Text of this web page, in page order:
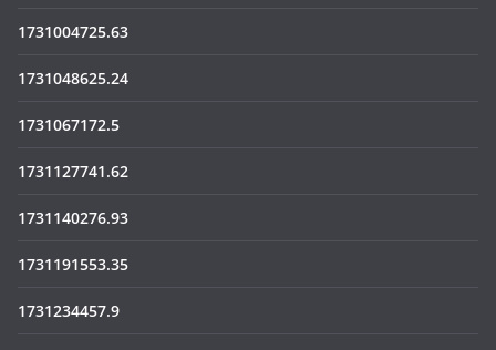
1731004725.63
1731048625.24
1731067172.5
1731127741.62
1731140276.93
1731191553.35
1731234457.9